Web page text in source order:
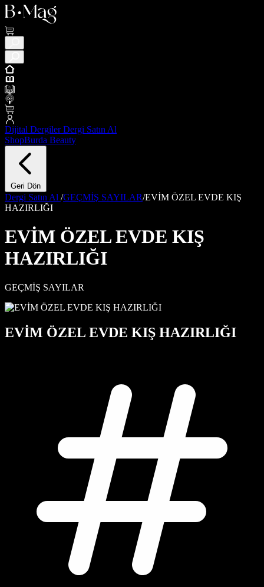
Dijital DergilerDergi Satın Al
ShopBurda Beauty
Geri Dön
Dergi Satın Al /GEÇMİŞ SAYILAR/EVİM ÖZEL EVDE KIŞ
HAZIRLIĞI
EVİM ÖZEL EVDE KIŞ
HAZIRLIĞI
GEÇMİŞ SAYILAR
EVİM ÖZEL EVDE KIŞ HAZIRLIĞI